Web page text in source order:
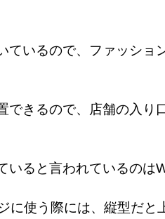
ているので、ファッショ
きるので、店舗の入り
いると言われているのは
に使う際には、縦型だ